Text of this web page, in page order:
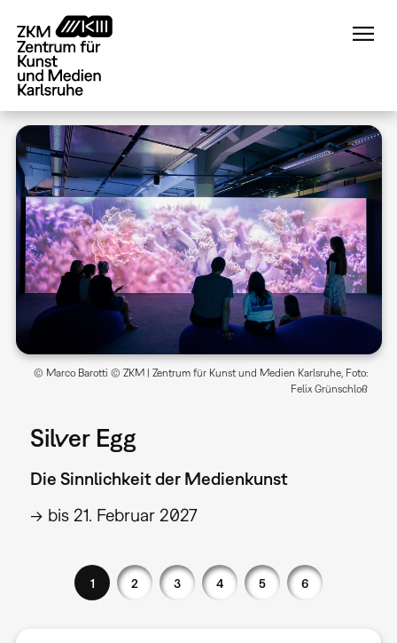
zum
Inhalt
© Marco Barotti © ZKM | Zentrum für Kunst und Medien Karlsruhe, Foto:
Felix Grünschloß
Silver Egg
Die Sinnlichkeit der Medienkunst
→ bis 21. Februar 2027
1 2 3 4 5 6